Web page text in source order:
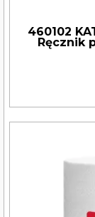
460102
Ręcznik